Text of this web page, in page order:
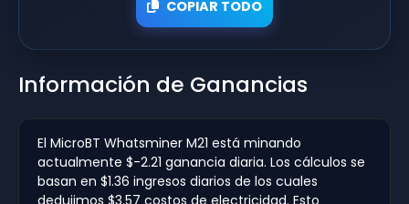
COPIAR TODO
Información de Ganancias
El MicroBT Whatsminer M21 está minando
actualmente $-2.21 ganancia diaria. Los cálculos se
basan en $1.36 ingresos diarios de los cuales
dedujimos $3.57 costos de electricidad. Esto